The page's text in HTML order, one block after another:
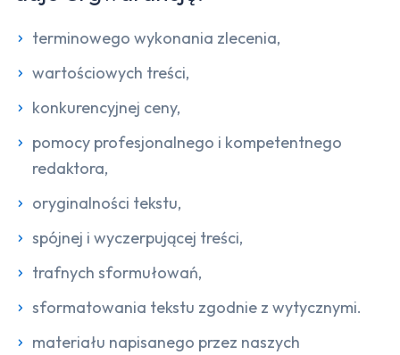
terminowego wykonania zlecenia,
wartościowych treści,
konkurencyjnej ceny,
pomocy profesjonalnego i kompetentnego
redaktora,
oryginalności tekstu,
spójnej i wyczerpującej treści,
trafnych sformułowań,
sformatowania tekstu zgodnie z wytycznymi.
materiału napisanego przez naszych